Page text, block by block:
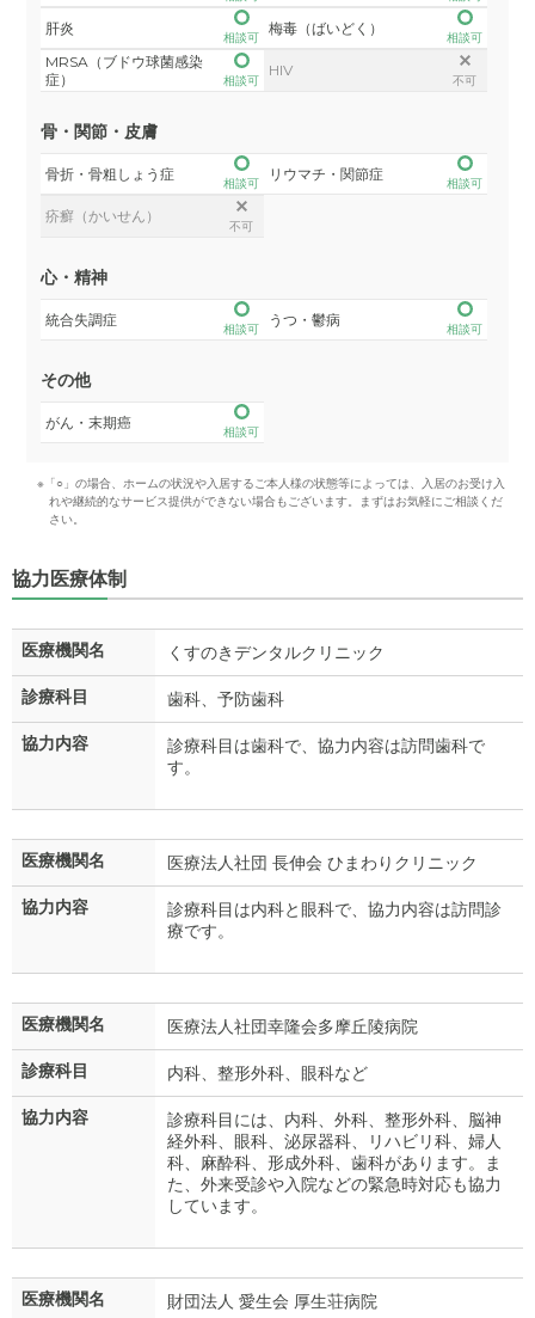
肝炎
相談可
梅毒（ばいどく）
相談可
MRSA（ブドウ球菌感染
症）
相談可
HIV
不可
骨・関節・皮膚
骨折・骨粗しょう症
相談可
リウマチ・関節症
相談可
疥癬（かいせん）
不可
心・精神
統合失調症
相談可
うつ・鬱病
相談可
その他
がん・末期癌
相談可
※「○」の場合、ホームの状況や入居するご本人様の状態等によっては、入居のお受け入
れや継続的なサービス提供ができない場合もございます。まずはお気軽にご相談くだ
さい。
協力医療体制
医療機関名 くすのきデンタルクリニック
診療科目 歯科、予防歯科
協力内容
診療科目は歯科で、協力内容は訪問歯科で
す。
医療機関名 医療法人社団 長伸会 ひまわりクリニック
協力内容
診療科目は内科と眼科で、協力内容は訪問診
療です。
医療機関名 医療法人社団幸隆会多摩丘陵病院
診療科目 内科、整形外科、眼科など
協力内容
診療科目には、内科、外科、整形外科、脳神
経外科、眼科、泌尿器科、リハビリ科、婦人
科、麻酔科、形成外科、歯科があります。ま
た、外来受診や入院などの緊急時対応も協力
しています。
医療機関名 財団法人 愛生会 厚生荘病院